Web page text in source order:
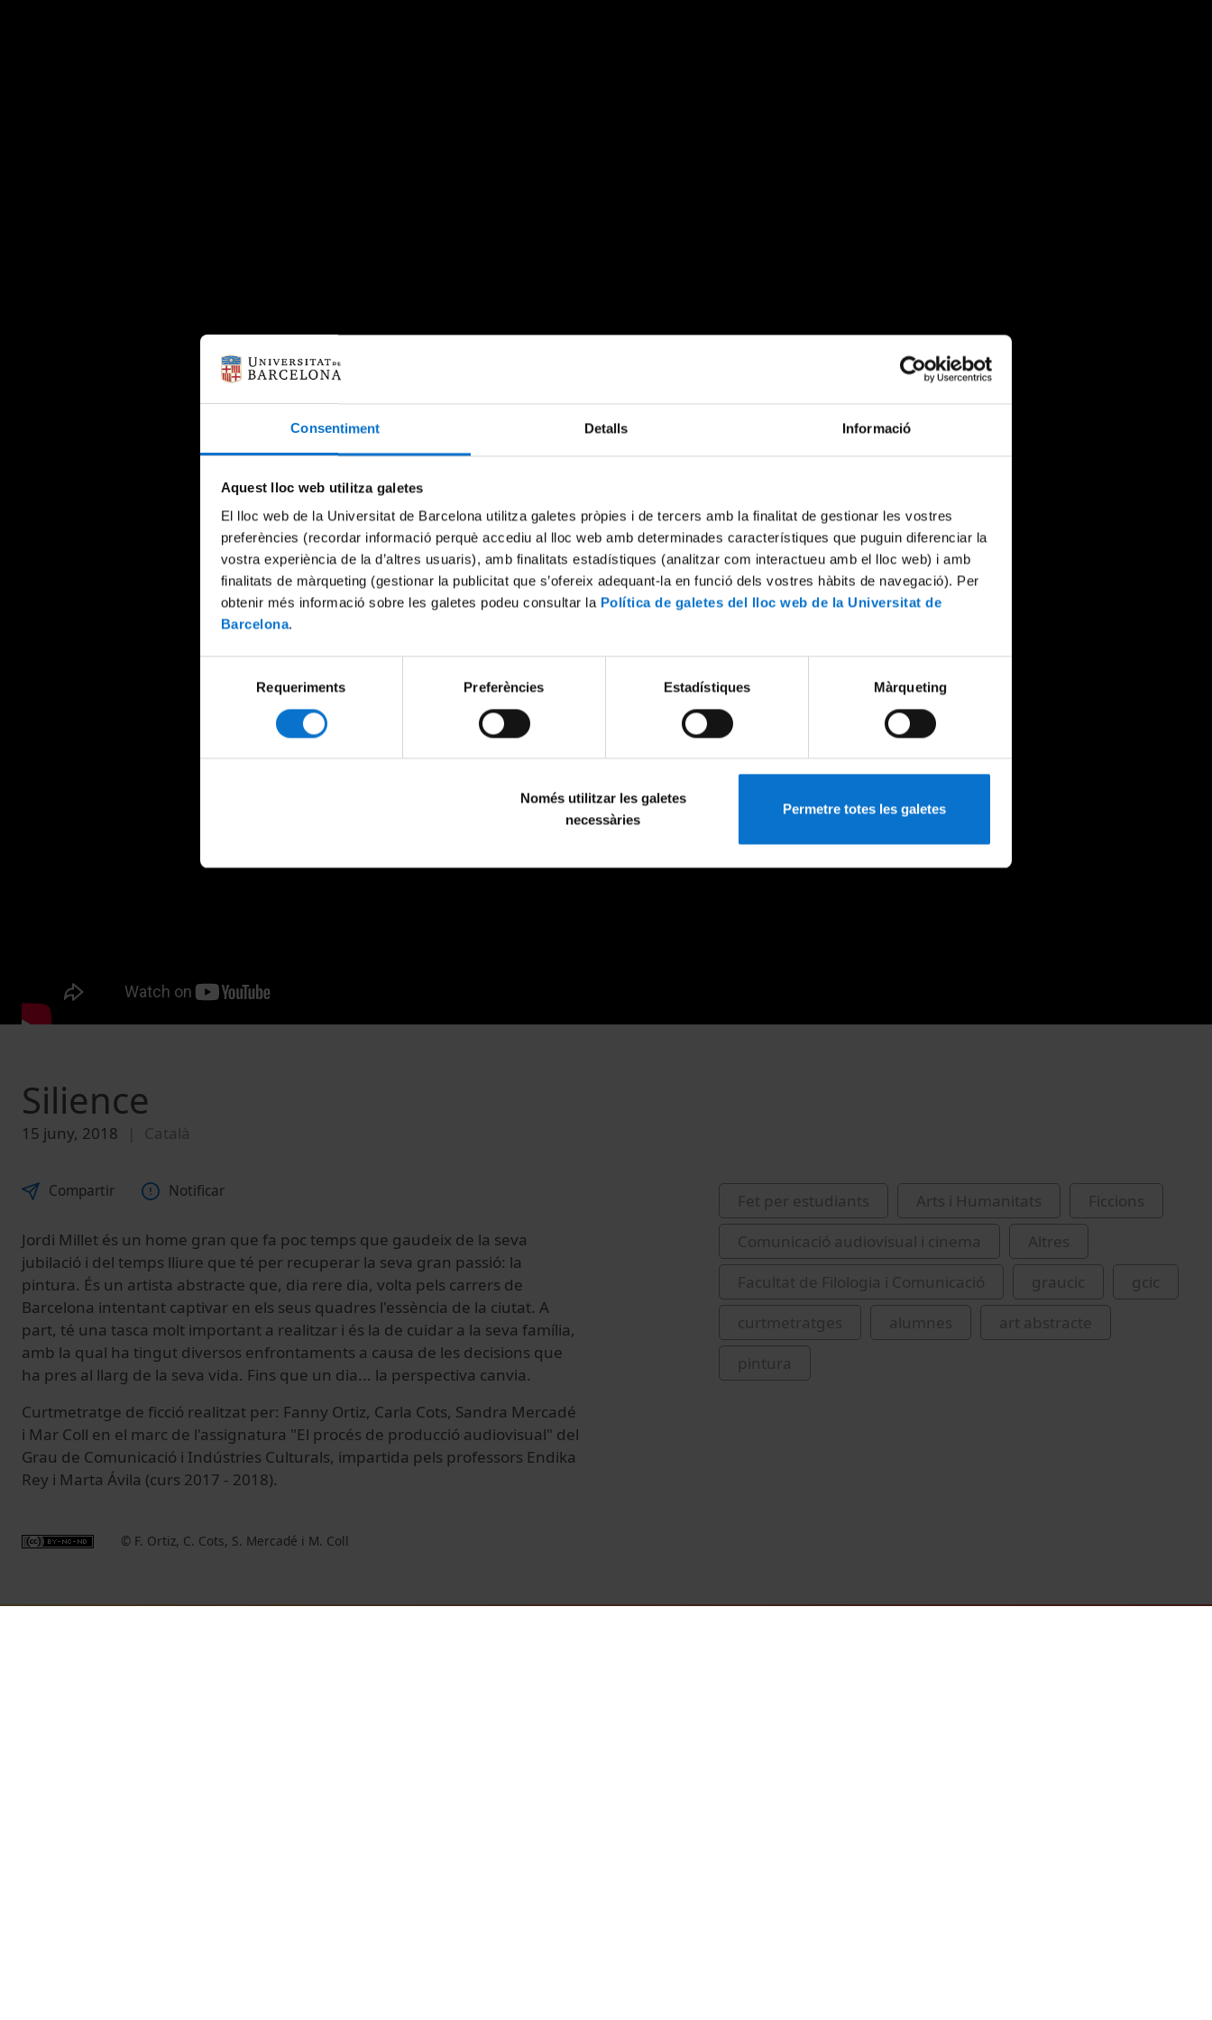
Consentiment Detalls Informació
Aquest lloc web utilitza galetes
El lloc web de la Universitat de Barcelona utilitza galetes pròpies i de tercers amb la finalitat de gestionar les vostres
preferències (recordar informació perquè accediu al lloc web amb determinades característiques que puguin diferenciar la
vostra experiència de la d’altres usuaris), amb finalitats estadístiques (analitzar com interactueu amb el lloc web) i amb
finalitats de màrqueting (gestionar la publicitat que s’ofereix adequant-la en funció dels vostres hàbits de navegació). Per
obtenir més informació sobre les galetes podeu consultar la Política de galetes del lloc web de la Universitat de
Barcelona.
Requeriments Preferències Estadístiques Màrqueting
Només utilitzar les galetes
necessàries
Permetre totes les galetes
Silience
15 juny, 2018 Català
Compartir Notificar
Jordi Millet és un home gran que fa poc temps que gaudeix de la seva
jubilació i del temps lliure que té per recuperar la seva gran passió: la
pintura. És un artista abstracte que, dia rere dia, volta pels carrers de
Barcelona intentant captivar en els seus quadres l'essència de la ciutat. A
part, té una tasca molt important a realitzar i és la de cuidar a la seva família,
amb la qual ha tingut diversos enfrontaments a causa de les decisions que
ha pres al llarg de la seva vida. Fins que un dia... la perspectiva canvia.
Curtmetratge de ficció realitzat per: Fanny Ortiz, Carla Cots, Sandra Mercadé
i Mar Coll en el marc de l'assignatura "El procés de producció audiovisual" del
Grau de Comunicació i Indústries Culturals, impartida pels professors Endika
Rey i Marta Ávila (curs 2017 - 2018).
© F. Ortiz, C. Cots, S. Mercadé i M. Coll
Fet per estudiants Arts i Humanitats
Ficcions
Comunicació audiovisual i cinema
Altres
Facultat de Filologia i Comunicació
graucic
gcic
curtmetratges
alumnes
art abstracte
pintura